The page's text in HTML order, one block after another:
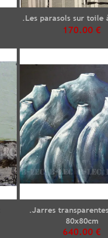
.Les parasols sur toile
170.00 €
.Jarres
80x80cm
640.00 €